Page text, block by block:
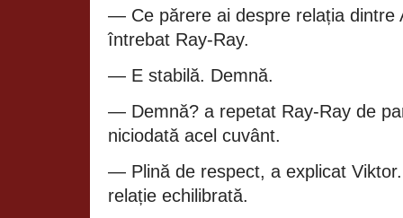
— Ce părere ai despre relația dintre
întrebat Ray‑Ray.
— E stabilă. Demnă.
— Demnă? a repetat Ray‑Ray de
niciodată acel cuvânt.
— Plină de respect, a explicat
relație echilibrată.